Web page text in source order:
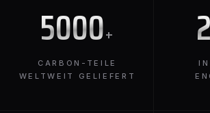
5000+
CARBON-TEILE
WELTWEIT GELIEFERT